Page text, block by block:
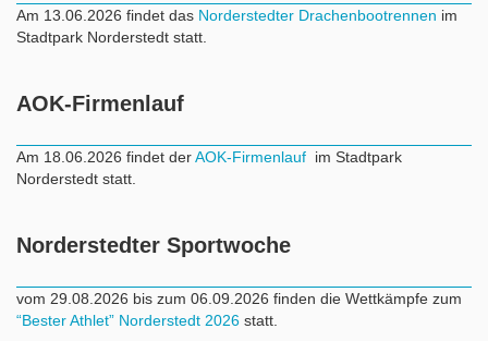
Am 13.06.2026 findet das Norderstedter Drachenbootrennen im
Stadtpark Norderstedt statt.
AOK-Firmenlauf
Am 18.06.2026 findet derAOK-Firmenlauf im Stadtpark
Norderstedt statt.
Norderstedter Sportwoche
vom 29.08.2026 bis zum 06.09.2026 finden die Wettkämpfe zum
“Bester Athlet” Norderstedt 2026 statt.